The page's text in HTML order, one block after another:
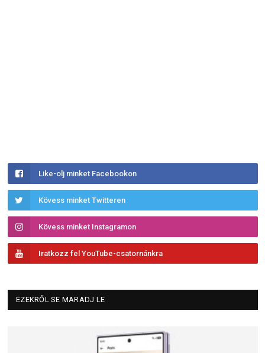
Like-olj minket Facebookon
Kövess minket Twitteren
Kövess minket Instagramon
Iratkozz fel YouTube-csatornánkra
EZEKRŐL SE MARADJ LE